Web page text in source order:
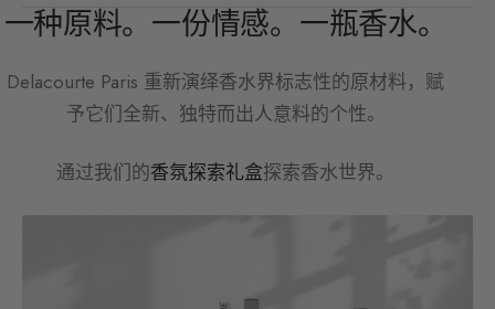
一种原料。一份情感。一瓶香水。
Delacourte Paris 重新演绎香水界标志性的原材料，赋
予它们全新、独特而出人意料的个性。
通过我们的香氛探索礼盒探索香水世界。